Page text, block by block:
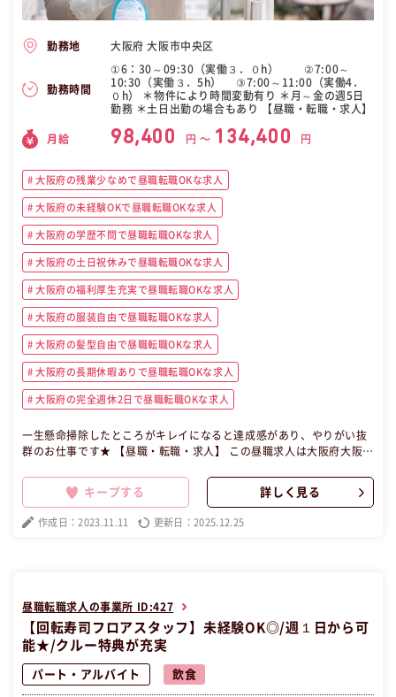
勤務地 大阪府 大阪市中央区
勤務時間
①6：30～09:30（実働３．０h） ②7:00～
10:30（実働３．5h） ③7:00～11:00（実働4．
０h） ＊物件により時間変動有り ＊月～金の週5日
勤務 ＊土日出勤の場合もあり 【昼職・転職・求人】
月給 98,400 円 〜 134,400 円
大阪府の残業少なめで昼職転職OKな求人
大阪府の未経験OKで昼職転職OKな求人
大阪府の学歴不問で昼職転職OKな求人
大阪府の土日祝休みで昼職転職OKな求人
大阪府の福利厚生充実で昼職転職OKな求人
大阪府の服装自由で昼職転職OKな求人
大阪府の髪型自由で昼職転職OKな求人
大阪府の長期休暇ありで昼職転職OKな求人
大阪府の完全週休2日で昼職転職OKな求人
一生懸命掃除したところがキレイになると達成感があり、やりがい抜
群のお仕事です★ 【昼職・転職・求人】 この昼職求人は大阪府大阪市
す。
キープする 詳しく見る
作成日：2023.11.11 更新日：2025.12.25
昼職転職求人の事業所 ID:427
【回転寿司フロアスタッフ】未経験OK◎/週１日から可
能★/クルー特典が充実
パート・アルバイト 飲食